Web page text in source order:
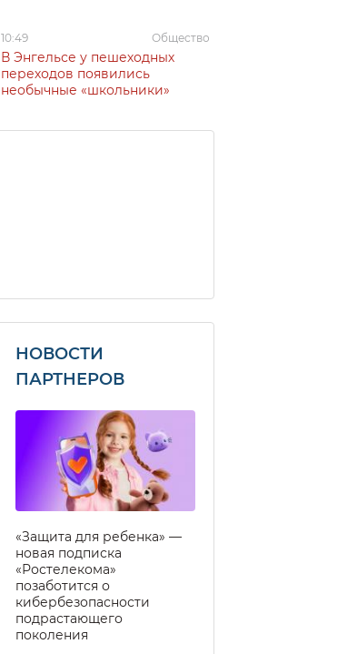
10:49 Общество
В Энгельсе у пешеходных
переходов появились
необычные «школьники»
НОВОСТИ
ПАРТНЕРОВ
«Защита для ребенка» —
новая подписка
«Ростелекома»
позаботится о
кибербезопасности
подрастающего
поколения